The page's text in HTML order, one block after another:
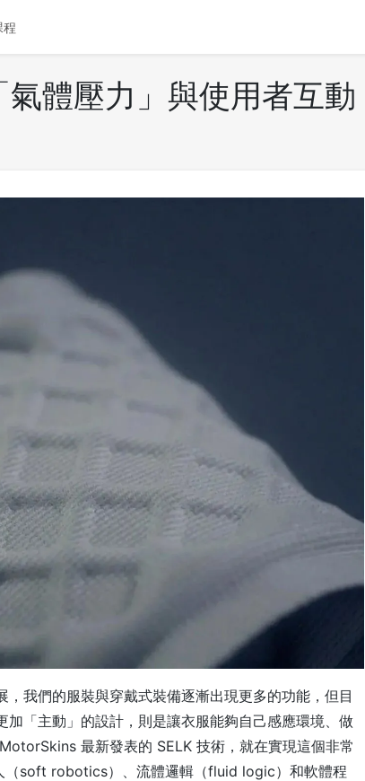
程
氣體壓力」與使用者互動
我們的服裝與穿戴式裝備逐漸出現更多的功能，但目
「主動」的設計，則是讓衣服能夠自己感應環境、做
最新發表的 SELK 技術，就在實現這個非常
（soft robotics）、流體邏輯（fluid logic）和軟體程